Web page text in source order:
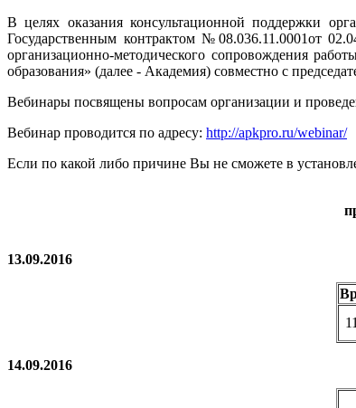
В целях оказания консультационной поддержки
Государственным контрактом №08.036.11.0001от
организационно-методического сопровождения
образования» (далее - Академия) совместно с
Вебинары посвящены вопросам организации и
Вебинар проводится по адресу: http://apkpro.ru/webinar/
Если по какой либо причине Вы не сможете в
13.09.2016
14.09.2016